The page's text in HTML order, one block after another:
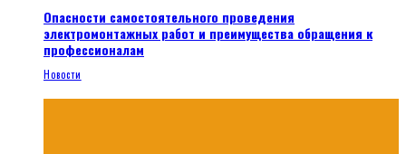
Опасности самостоятельного проведения
электромонтажных работ и преимущества обращения к
профессионалам
Новости